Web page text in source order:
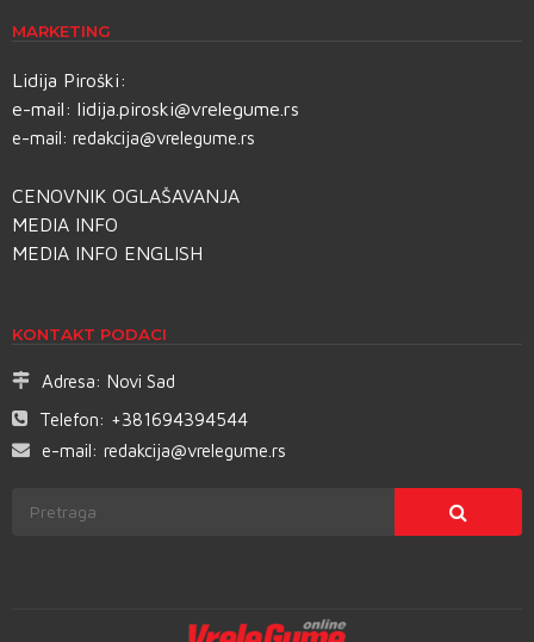
MARKETING
Lidija Piroški:
e-mail: lidija.piroski@vrelegume.rs
e-mail: redakcija@vrelegume.rs
CENOVNIK OGLAŠAVANJA
MEDIA INFO
MEDIA INFO ENGLISH
KONTAKT PODACI
Adresa: Novi Sad
Telefon: +381694394544
e-mail: redakcija@vrelegume.rs